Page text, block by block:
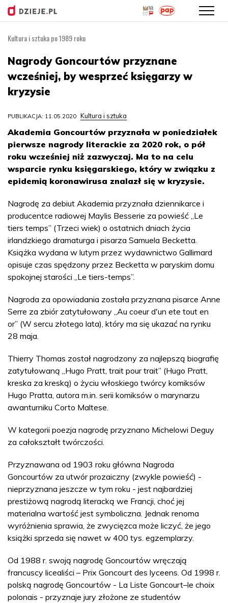
treści
Kultura i sztuka po 1989 roku
Nagrody Goncourtów przyznane
wcześniej, by wesprzeć księgarzy w
kryzysie
PUBLIKACJA: 11.05.2020 Kultura i sztuka
Akademia Goncourtów przyznała w poniedziałek
pierwsze nagrody literackie za 2020 rok, o pół
roku wcześniej niż zazwyczaj. Ma to na celu
wsparcie rynku księgarskiego, który w związku z
epidemią koronawirusa znalazł się w kryzysie.
Nagrodę za debiut Akademia przyznała dziennikarce i
producentce radiowej Maylis Besserie za powieść „Le
tiers temps” (Trzeci wiek) o ostatnich dniach życia
irlandzkiego dramaturga i pisarza Samuela Becketta.
Książka wydana w lutym przez wydawnictwo Gallimard
opisuje czas spędzony przez Becketta w paryskim domu
spokojnej starości „Le tiers-temps”.
Nagroda za opowiadania została przyznana pisarce Anne
Serre za zbiór zatytułowany „Au coeur d'un ete tout en
or” (W sercu złotego lata), który ma się ukazać na rynku
28 maja.
Thierry Thomas został nagrodzony za najlepszą biografię
zatytułowaną „Hugo Pratt, trait pour trait” (Hugo Pratt,
kreska za kreską) o życiu włoskiego twórcy komiksów
Hugo Pratta, autora m.in. serii komiksów o marynarzu
awanturniku Corto Maltese.
W kategorii poezja nagrodę przyznano Michelowi Deguy
za całokształt twórczości.
Przyznawana od 1903 roku główna Nagroda
Goncourtów za utwór prozaiczny (zwykle powieść) -
nieprzyznana jeszcze w tym roku - jest najbardziej
prestiżową nagrodą literacką we Francji, choć jej
materialna wartość jest symboliczna. Jednak renoma
wyróżnienia sprawia, że zwycięzca może liczyć, że jego
książki sprzeda się nawet w 400 tys. egzemplarzy.
Od 1988 r. swoją nagrodę Goncourtów wręczają
francuscy licealiści – Prix Goncourt des lyceens. Od 1998 r.
polską nagrodę Goncourtów - La Liste Goncourt–le choix
polonais - przyznaje jury złożone ze studentów